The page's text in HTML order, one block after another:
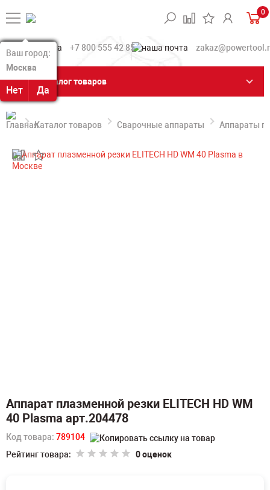
Ваш город:
Москва
Нет Да
Ваш город:
Москва
Нет Да
0
+7 800 555 42 85
Каталог товаров
Каталог товаров Сварочные аппараты Аппараты
Аппарат плазменной резки ELITECH HD WM
40 Plasma арт.204478
Код товара: 789104
Рейтинг товара:
0 оценок